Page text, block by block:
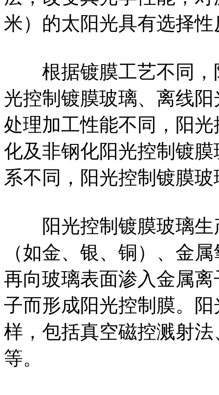
米）的太阳光具有选择
根据镀膜工艺不同，
光控制镀膜玻璃、离线
处理加工性能不同，阳
化及非钢化阳光控制镀
系不同，阳光控制镀膜
阳光控制镀膜玻璃生
（如金、银、铜）、金
再向玻璃表面渗入金属
子而形成阳光控制膜。
样，包括真空磁控溅射
等。